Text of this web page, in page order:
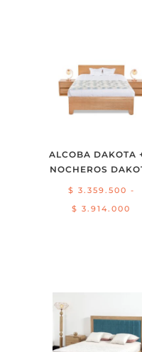
ALCOBA DAKOTA
NOCHEROS
$ 3.359.500 -
$ 3.914.000
$